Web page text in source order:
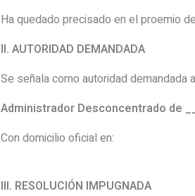
Ha quedado precisado en el proemio
II. AUTORIDAD DEMANDADA
Se señala como autoridad demandada
Administrador Desconcentrado de
Con domicilio oficial en:
III. RESOLUCIÓN IMPUGNADA